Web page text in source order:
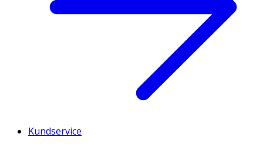
Kundservice